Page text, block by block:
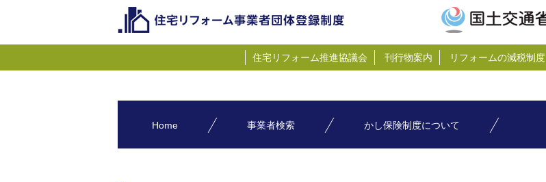
住宅リフォーム推進協議会 刊行物案内 リフォームの減税制度
Home 事業者検索 かし保険制度について